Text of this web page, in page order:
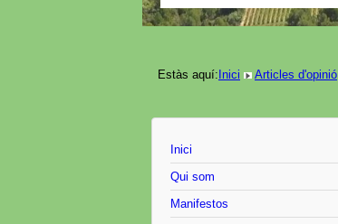
Estàs aquí:Inici Articles d'opinió
Inici
Qui som
Manifestos